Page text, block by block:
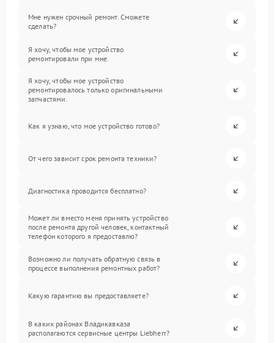
Мне нужен срочный ремонт. Сможете
сделать?
Я хочу, чтобы мое устройство
ремонтировали при мне.
Я хочу, чтобы мое устройство
ремонтировалось только оригинальными
запчастями.
Как я узнаю, что мое устройство готово?
От чего зависит срок ремонта техники?
Диагностика проводится бесплатно?
Может ли вместо меня принять устройство
после ремонта другой человек, контактный
телефон которого я предоставлю?
Возможно ли получать обратную связь в
процессе выполнения ремонтных работ?
Какую гарантию вы предоставляете?
В каких районах Владикавказа
располагаются сервисные центры Liebherr?